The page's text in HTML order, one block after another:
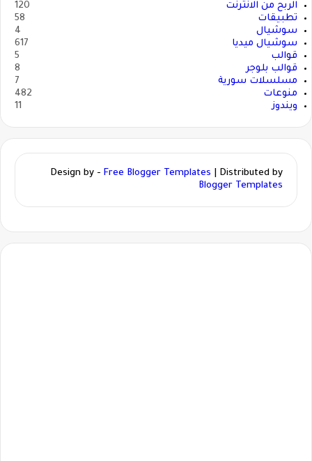
الربح من الانترنت
120
تطبيقات
58
سوشيال
4
سوشيال ميديا
617
قوالب
5
قوالب بلوجر
8
مسلسلات سورية
7
منوعات
482
ويندوز
11
Design by - Free Blogger Templates | Distributed by
Blogger Templates